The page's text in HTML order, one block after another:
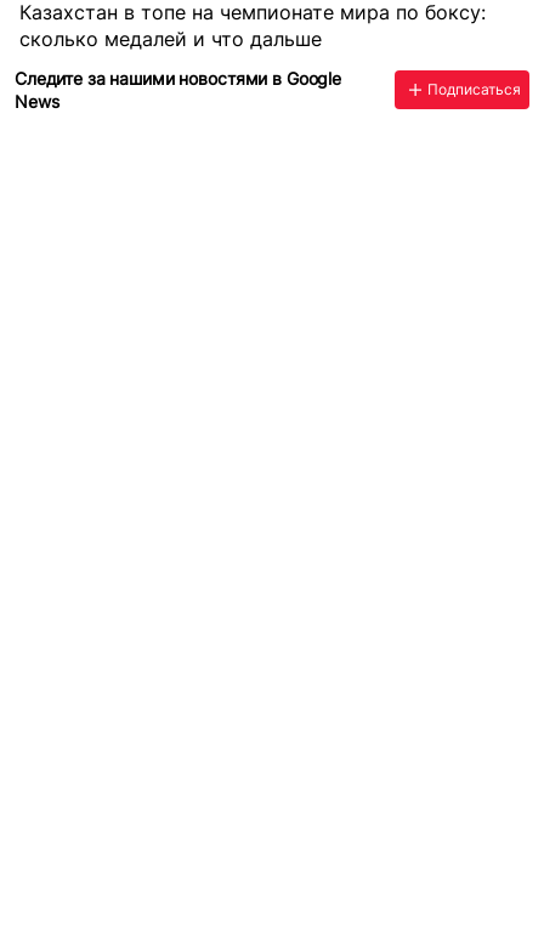
Казахстан в топе на чемпионате мира по боксу:
сколько медалей и что дальше
Следите за нашими новостями в Google
News
Подписаться